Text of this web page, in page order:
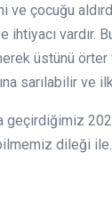
ve çocuğu
ihtiyacı vardır.
üstünü örter
sarılabilir
geçirdiğimiz
dileği